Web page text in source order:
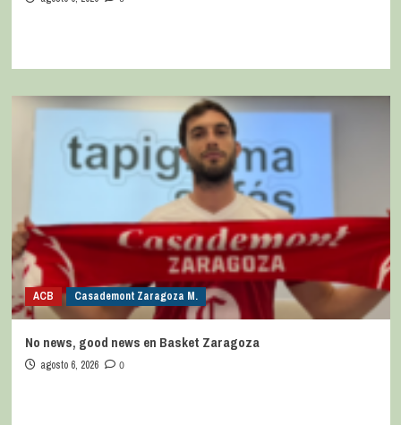
ACB Casademont Zaragoza M.
No news, good news en Basket Zaragoza
agosto 6, 2026 0